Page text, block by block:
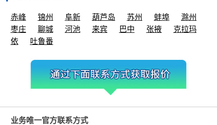
赤峰 锦州 阜新 葫芦岛 苏州 蚌埠
滁州
枣庄
聊城 河池 来宾 巴中 张掖
克拉玛
依
吐鲁番
业务唯一官方联系方式